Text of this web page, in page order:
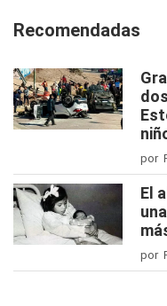
Recomendadas
por
El
por